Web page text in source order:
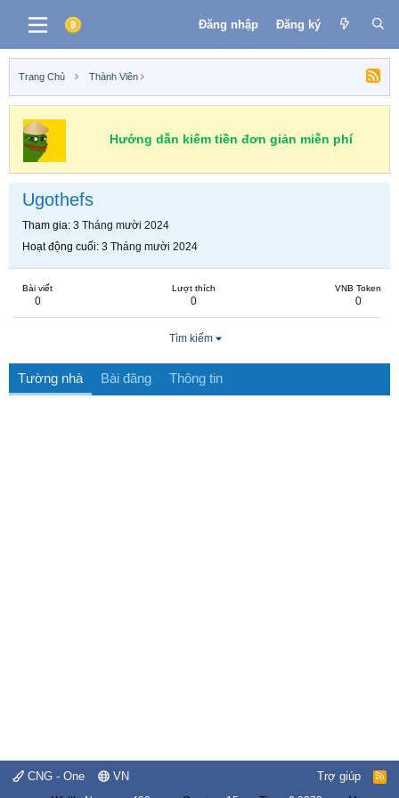
Đăng nhập Đăng ký
Trang Chủ Thành Viên
Hướng dẫn kiếm tiền đơn giản miễn phí
Ugothefs
Tham gia 3 Tháng mười 2024
Hoạt động cuối 3 Tháng mười 2024
Bài viết
0
Lượt thích
0
VNB Token
0
Tìm kiếm
Tường nhà Bài đăng Thông tin
CNG - One VN Trợ giúp
R